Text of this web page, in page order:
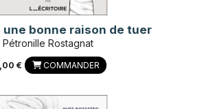
une bonne raison de tuer
Pétronille Rostagnat
€ COMMANDER